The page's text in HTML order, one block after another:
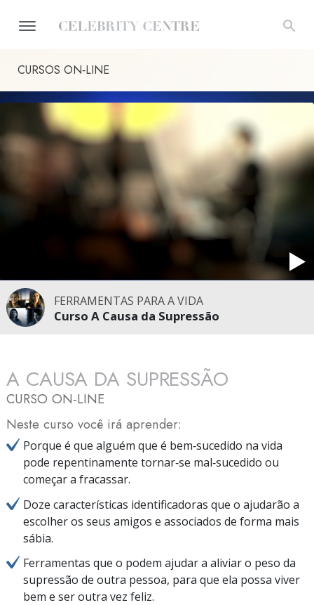
CURSOS ON‑LINE
FERRAMENTAS PARA A VIDA
Curso A Causa da Supressão
A CAUSA DA SUPRESSÃO
CURSO ON‑LINE
Neste curso você irá aprender:
Porque é que alguém que é bem‑sucedido na vida
pode repentinamente tornar‑se mal‑sucedido ou
começar a fracassar.
Doze características identificadoras que o ajudarão a
escolher os seus amigos e associados de forma mais
sábia.
Ferramentas que o podem ajudar a aliviar o peso da
supressão de outra pessoa, para que ela possa viver
bem e ser outra vez feliz.